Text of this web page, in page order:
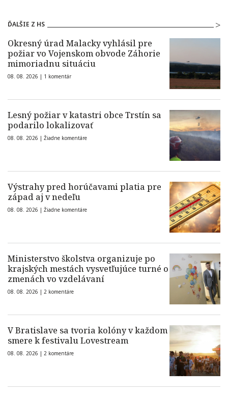
ĎALŠIE Z HS
Okresný úrad Malacky vyhlásil pre
požiar vo Vojenskom obvode Záhorie
mimoriadnu situáciu
08. 08. 2026 | 1 komentár
Lesný požiar v katastri obce Trstín sa
podarilo lokalizovať
08. 08. 2026 | Žiadne komentáre
Výstrahy pred horúčavami platia pre
západ aj v nedeľu
08. 08. 2026 | Žiadne komentáre
Ministerstvo školstva organizuje po
krajských mestách vysvetľujúce turné o
zmenách vo vzdelávaní
08. 08. 2026 | 2 komentáre
V Bratislave sa tvoria kolóny v každom
smere k festivalu Lovestream
08. 08. 2026 | 2 komentáre